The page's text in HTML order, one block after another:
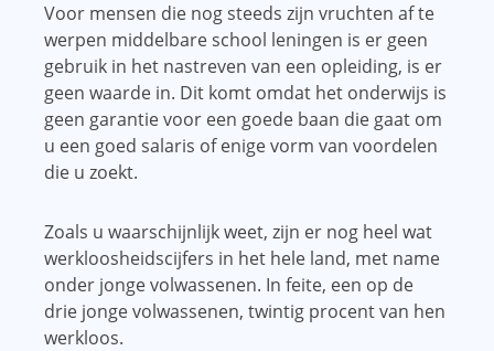
Voor mensen die nog steeds zijn vruchten af ​​te
werpen middelbare school leningen is er geen
gebruik in het nastreven van een opleiding, is er
geen waarde in. Dit komt omdat het onderwijs is
geen garantie voor een goede baan die gaat om
u een goed salaris of enige vorm van voordelen
die u zoekt.
Zoals u waarschijnlijk weet, zijn er nog heel wat
werkloosheidscijfers in het hele land, met name
onder jonge volwassenen. In feite, een op de
drie jonge volwassenen, twintig procent van hen
werkloos.